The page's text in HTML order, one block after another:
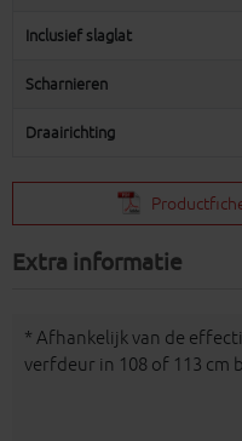
Inclusief slaglat
Scharnieren
Draairichting
Extra informatie
* Afhankelijk van de
verfdeur in 108 of 113 cm